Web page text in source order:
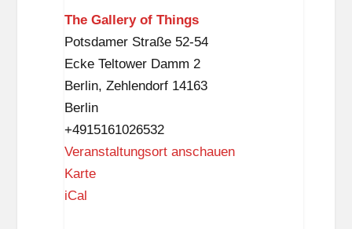
k
n
a
p
p
The Gallery of Things
Potsdamer Straße 52-54
Ecke Teltower Damm 2
Berlin, Zehlendorf 14163
Berlin
+4915161026532
Veranstaltungsort anschauen
KarteT
iCal